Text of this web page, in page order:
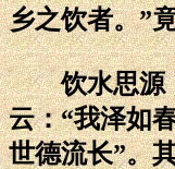
乡之饮者。”
饮水思源，
云：“我泽如
世德流长”。